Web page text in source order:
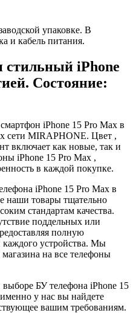
упаковке. В
и кабель питания.
iPhone
Состояние:
iPhone 15 Pro Max в
сети MIRAPHONE. Цвет ,
включает как новые, так и
iPhone 15 Pro Max ,
в каждой покупке.
iPhone 15 Pro Max в
наши товары тщательно
стандартам качества.
поддельных или
полную
устройства. Мы
на все телефоны
БУ телефона iPhone 15
у нас вы найдете
вашим требованиям.